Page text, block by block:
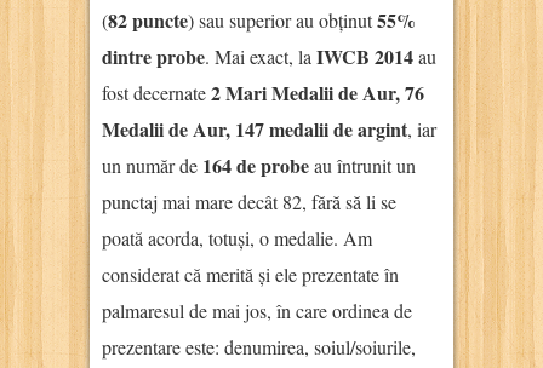
(82 puncte) sau superior au obținut55%
dintre probe. Mai exact, la IWCB 2014au
fost decernate2 Mari Medalii de Aur, 76
Medalii de Aur, 147 medalii de argint, iar
un număr de 164 de probeau întrunit un
punctaj mai mare decât 82, fără să li se
poată acorda, totuși, o medalie. Am
considerat că merită și ele prezentate în
palmaresul de mai jos, în care ordinea de
prezentare este: denumirea, soiul/soiurile,